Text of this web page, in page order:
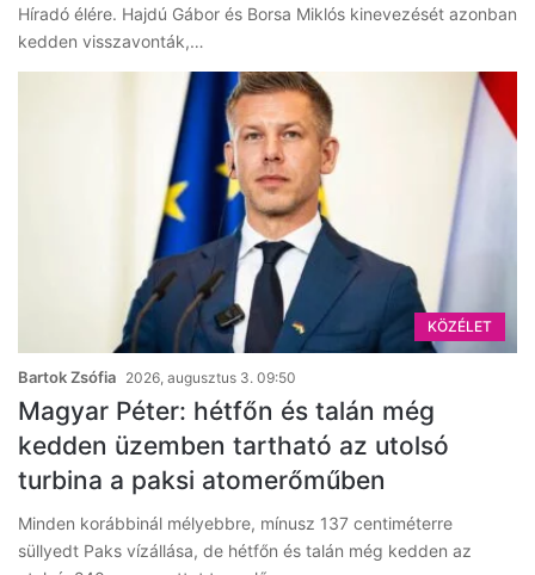
Híradó élére. Hajdú Gábor és Borsa Miklós kinevezését azonban
kedden visszavonták,…
KÖZÉLET
Bartok Zsófia 2026, augusztus 3. 09:50
Magyar Péter: hétfőn és talán még
kedden üzemben tartható az utolsó
turbina a paksi atomerőműben
Minden korábbinál mélyebbre, mínusz 137 centiméterre
süllyedt Paks vízállása, de hétfőn és talán még kedden az